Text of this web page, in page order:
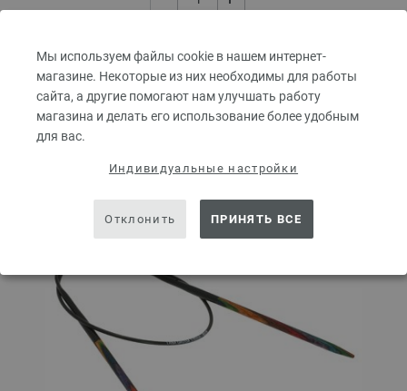
Мы используем файлы cookie в нашем интернет-
магазине. Некоторые из них необходимы для работы
сайта, а другие помогают нам улучшать работу
магазина и делать его использование более удобным
для вас.
Индивидуальные настройки
Отклонить ПРИНЯТЬ ВСЕ
В КОРЗИНУ
Добавить в избранное